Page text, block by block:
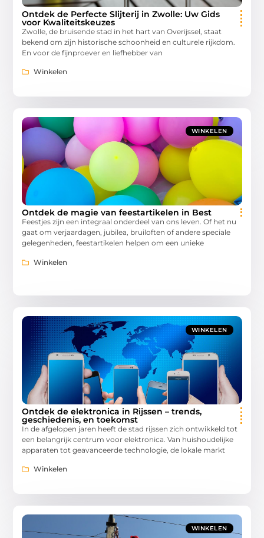
Ontdek de Perfecte Slijterij in Zwolle: Uw Gids
voor Kwaliteitskeuzes
Zwolle, de bruisende stad in het hart van Overijssel, staat
bekend om zijn historische schoonheid en culturele rijkdom.
En voor de fijnproever en liefhebber van
Winkelen
WINKELEN
Ontdek de magie van feestartikelen in Best
Feestjes zijn een integraal onderdeel van ons leven. Of het nu
gaat om verjaardagen, jubilea, bruiloften of andere speciale
gelegenheden, feestartikelen helpen om een unieke
Winkelen
WINKELEN
Ontdek de elektronica in Rijssen – trends,
geschiedenis, en toekomst
In de afgelopen jaren heeft de stad rijssen zich ontwikkeld tot
een belangrijk centrum voor elektronica. Van huishoudelijke
apparaten tot geavanceerde technologie, de lokale markt
Winkelen
WINKELEN